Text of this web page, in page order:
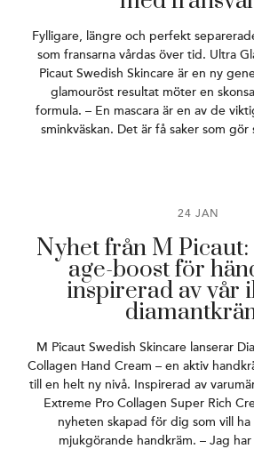
Fylligare, längre och perfekt
som fransarna vårdas över tid. Ultra
Picaut Swedish Skincare är en ny
glamouröst resultat möter en
formula. – En mascara är en av de
sminkväskan. Det är få saker som
24 JAN
Nyhet från M
age-boost för
inspirerad av vår
M Picaut Swedish Skincare lanserar
Collagen Hand Cream – en aktiv
till en helt ny nivå. Inspirerad av
Extreme Pro Collagen Super Rich
nyheten skapad för dig som vill ha
mjukgörande handkräm. – Jag